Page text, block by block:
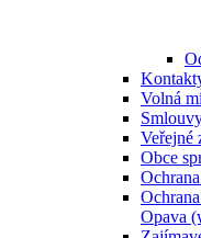
Volná
Veřejné
Obce
Opava